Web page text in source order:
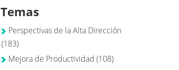
Temas
Perspectivas de la Alta Dirección
(183)
Mejora de Productividad (108)